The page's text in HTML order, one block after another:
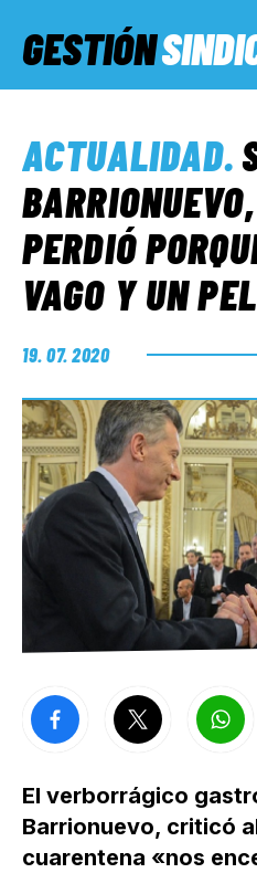
GESTIÓN
SERVICIOS SOCIALES
INFORMES
FUERA DE MEGÁFONO
EL LADO «G»
ACTUALIDAD.
PERDIÓ
VAGO Y UN
19. 07. 2020
El verborrágico
Barrionuevo, criticó
cuarentena «nos